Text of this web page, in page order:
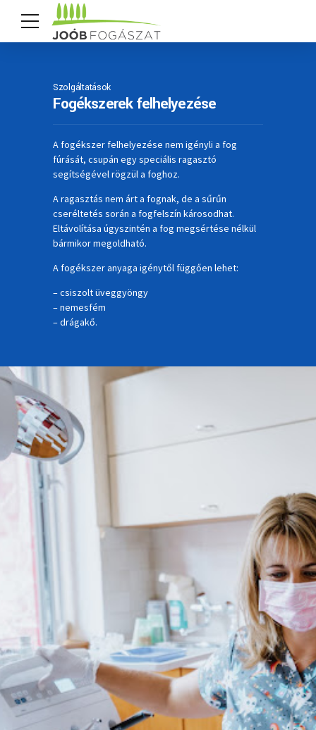
Szolgáltatások
Fogékszerek felhelyezése
A fogékszer felhelyezése nem igényli a fog
fúrását, csupán egy speciális ragasztó
segítségével rögzül a foghoz.
A ragasztás nem árt a fognak, de a sűrűn
cseréltetés során a fogfelszín károsodhat.
Eltávolítása úgyszintén a fog megsértése nélkül
bármikor megoldható.
A fogékszer anyaga igénytől függően lehet:
– csiszolt üveggyöngy
– nemesfém
– drágakő.